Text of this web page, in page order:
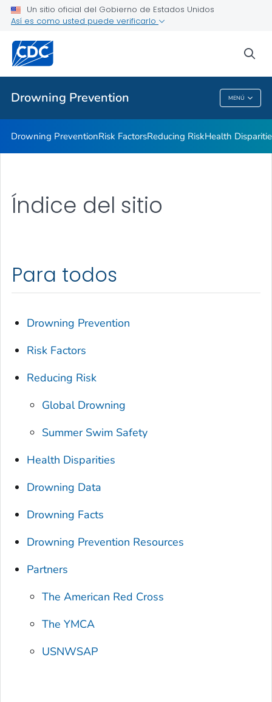
Un sitio oficial del Gobierno de Estados Unidos
Así es como usted puede verificarlo
Drowning Prevention MENÚ
Drowning Facts
Drowning Prevention Resources
Partners
VER TODO
Drowning Prevention
Drowning PreventionRisk FactorsReducing RiskHealth
Índice del sitio
Para todos
Drowning Prevention
Risk Factors
Reducing Risk
Global Drowning
Summer Swim Safety
Health Disparities
Drowning Data
Drowning Facts
Drowning Prevention Resources
Partners
The American Red Cross
The YMCA
USNWSAP